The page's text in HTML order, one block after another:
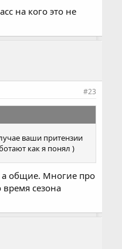
на кого это не
#23
ваши притензии
как я понял )
а общие. Многие про
сезона